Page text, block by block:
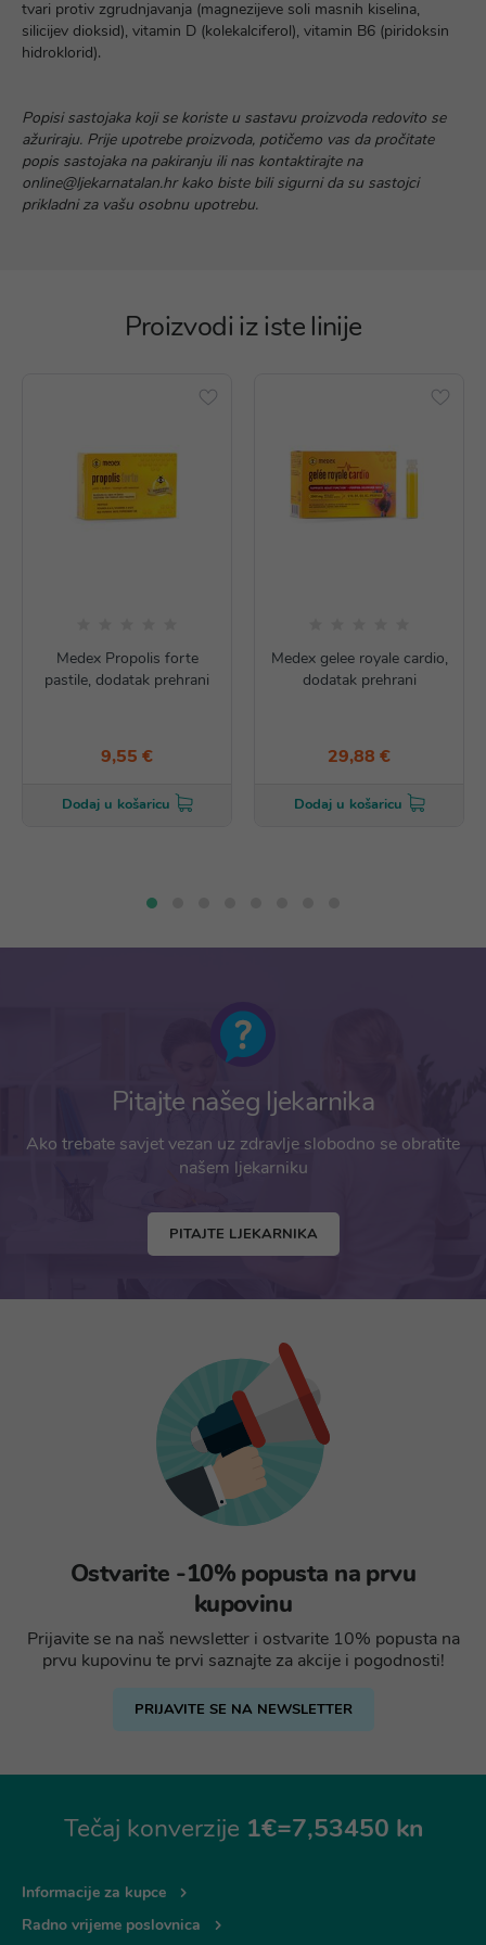
tvari protiv zgrudnjavanja (magnezijeve soli masnih kiselina,
silicijev dioksid), vitamin D (kolekalciferol), vitamin B6 (piridoksin
hidroklorid).
Popisi sastojaka koji se koriste u sastavu proizvoda redovito se
ažuriraju. Prije upotrebe proizvoda, potičemo vas da pročitate
popis sastojaka na pakiranju ili nas kontaktirajte na
online@ljekarnatalan.hr kako biste bili sigurni da su sastojci
prikladni za vašu osobnu upotrebu.
Proizvodi iz iste linije
Medex Propolis forte
pastile, dodatak prehrani
9,55 €
Dodaj u košaricu
Medex gelee royale cardio,
dodatak prehrani
29,88 €
Dodaj u košaricu
Pitajte našeg ljekarnika
Ako trebate savjet vezan uz zdravlje slobodno se obratite
našem ljekarniku
PITAJTE LJEKARNIKA
Ostvarite -10% popusta na prvu
kupovinu
Prijavite se na naš newsletter i ostvarite 10% popusta na
prvu kupovinu te prvi saznajte za akcije i pogodnosti!
PRIJAVITE SE NA NEWSLETTER
Tečaj konverzije 1€=7,53450 kn
Informacije za kupce
Radno vrijeme poslovnica